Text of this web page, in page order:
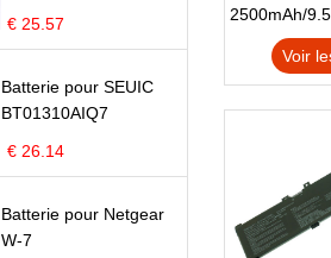
€ 25.57
Batterie pour SEUIC
BT01310AIQ7
€ 26.14
Batterie pour Netgear
W-7
Pop 4 Plus
Voir